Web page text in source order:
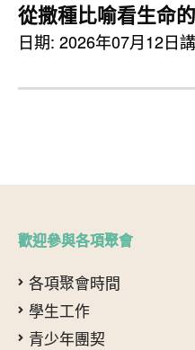
從撒種比喻看生命
日期: 2026年07月12日
歡迎參與各項聚會
各項聚會時間
學生工作
青少年團契